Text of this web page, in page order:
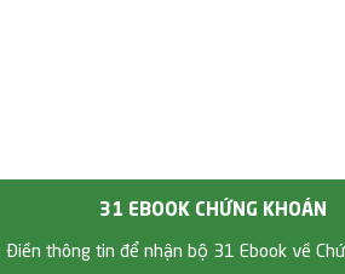
31 EBOOK CHỨNG KHOÁN
Điền thông tin để nhận bộ 31 Ebook về